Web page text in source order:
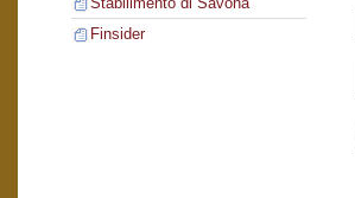
Finsider